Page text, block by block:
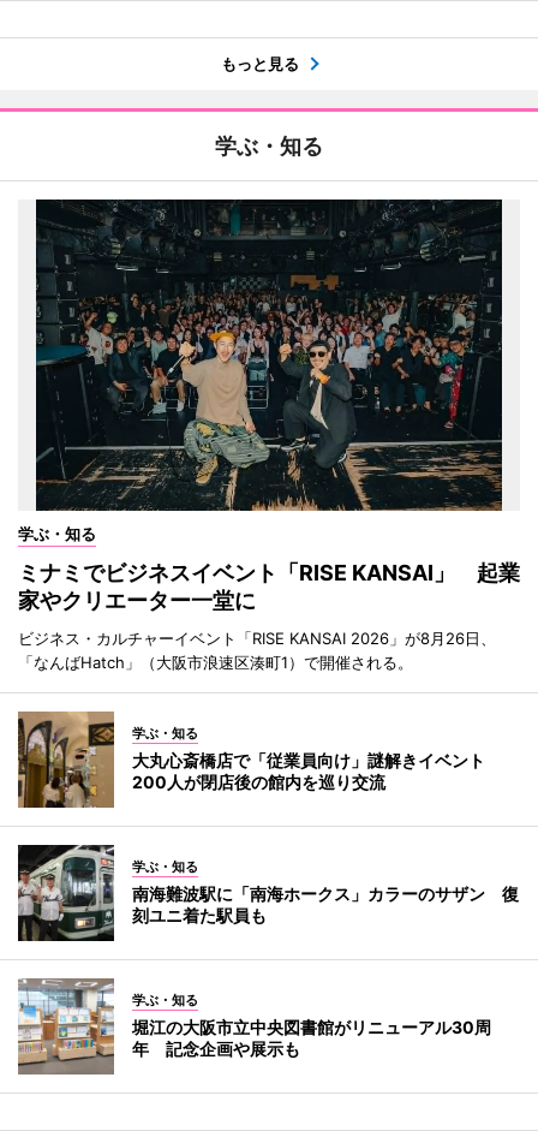
もっと見る
学ぶ・知る
学ぶ・知る
ミナミでビジネスイベント「RISE KANSAI」 起業
家やクリエーター一堂に
ビジネス・カルチャーイベント「RISE KANSAI 2026」が8月26日、
「なんばHatch」（大阪市浪速区湊町1）で開催される。
学ぶ・知る
大丸心斎橋店で「従業員向け」謎解きイベント
200人が閉店後の館内を巡り交流
学ぶ・知る
南海難波駅に「南海ホークス」カラーのサザン 復
刻ユニ着た駅員も
学ぶ・知る
堀江の大阪市立中央図書館がリニューアル30周
年 記念企画や展示も